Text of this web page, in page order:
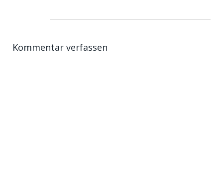
Kommentar verfassen